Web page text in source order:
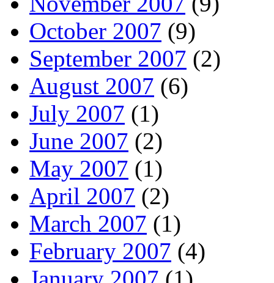
October 2007 (9)
September 2007 (2)
August 2007 (6)
July 2007 (1)
June 2007 (2)
May 2007 (1)
April 2007 (2)
March 2007 (1)
February 2007 (4)